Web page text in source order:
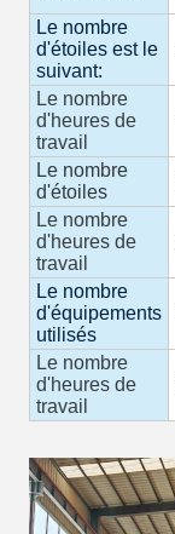
Le nombre
d'étoiles est le
suivant:
Le nombre
d'heures de
travail
Le nombre
d'étoiles
Le nombre
d'heures de
travail
Le nombre
d'équipements
utilisés
Le nombre
d'heures de
travail